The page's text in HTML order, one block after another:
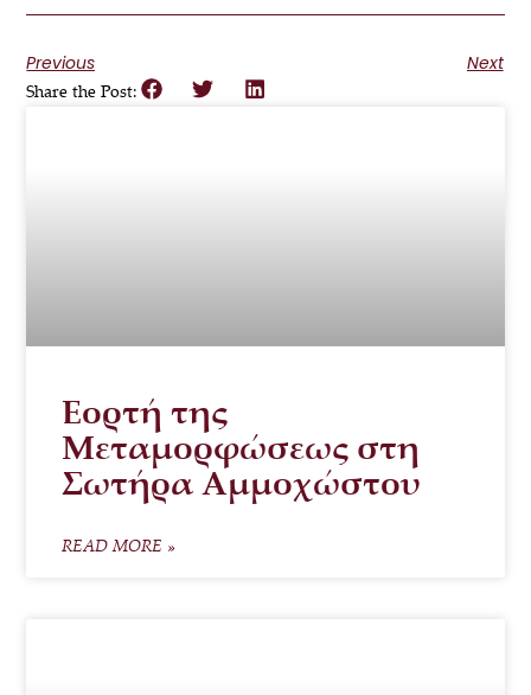
Previous Next
Share the Post:
Εορτή της
Μεταμορφώσεως στη
Σωτήρα Αμμοχώστου
READ MORE »